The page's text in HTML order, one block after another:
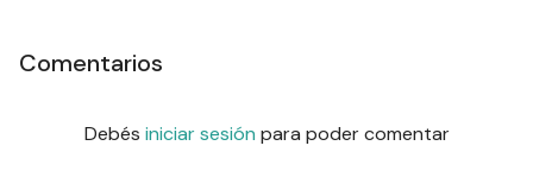
Comentarios
Debés iniciar sesión para poder comentar